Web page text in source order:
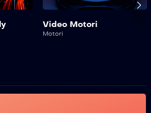
Drive – 411^ Puntata
Video Motori
Motori